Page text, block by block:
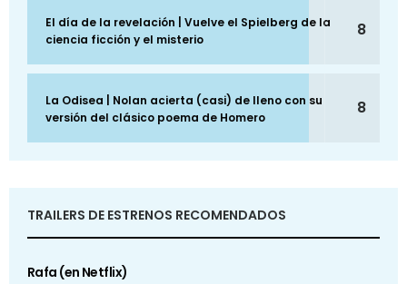
El día de la revelación | Vuelve el Spielberg de la
ciencia ficción y el misterio
8
La Odisea | Nolan acierta (casi) de lleno con su
versión del clásico poema de Homero
8
TRAILERS DE ESTRENOS RECOMENDADOS
Rafa (en Netflix)